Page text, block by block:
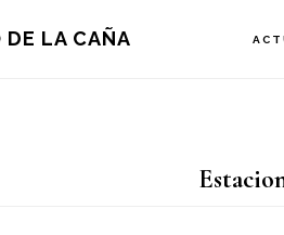
DE LA CAÑA